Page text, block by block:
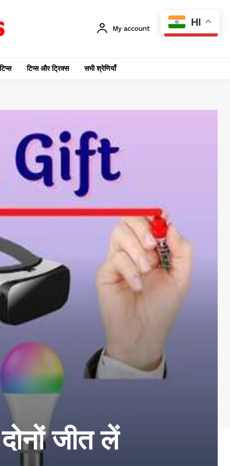
My account SUBSCRIBE
टिप्स और ट्रिक्स सभी श्रेणियाँ
जीत लें
HI